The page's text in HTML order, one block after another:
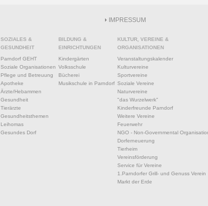
IMPRESSUM
SOZIALES &
GESUNDHEIT
Parndorf GEHT
Soziale Organisationen
Pflege und Betreuung
Apotheke
Ärzte/Hebammen
Gesundheit
Tierärzte
Gesundheitsthemen
Leihomas
Gesundes Dorf
BILDUNG &
EINRICHTUNGEN
Kindergärten
Volksschule
Bücherei
Musikschule in Parndorf
KULTUR, VEREINE &
ORGANISATIONEN
Veranstaltungskalender
Kulturvereine
Sportvereine
Soziale Vereine
Naturvereine
"das Wurzelwerk"
Kinderfreunde Parndorf
Weitere Vereine
Feuerwehr
NGO - Non-Governmental
Dorferneuerung
Tierheim
Vereinsförderung
Service für Vereine
1.Parndorfer Grill- und Genuss Verein
Markt der Erde